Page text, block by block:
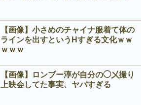
【画像】小さめのチャイナ服着て体の
ラインを出すというНすぎる文化ｗｗ
ｗｗｗ
【画像】ロンブー淳が自分の◯㐅撮り
上映会してた事実、ヤバすぎる